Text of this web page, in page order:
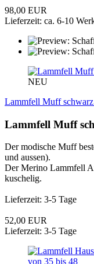
98,00 EUR
Lieferzeit: ca. 6-10
NEU
Lammfell Muff
Lammfell Muff
Der modische Muff
und aussen).
Der Merino Lammfell
kuschelig.
Lieferzeit: 3-5 Tage
52,00 EUR
Lieferzeit: 3-5 Tage